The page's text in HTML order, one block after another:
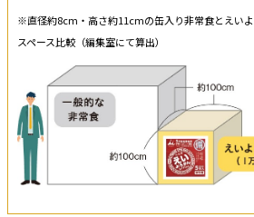
※直径約8cm・高さ約11cmの缶入り非常食とえい
スペース比較（編集室にて算出）